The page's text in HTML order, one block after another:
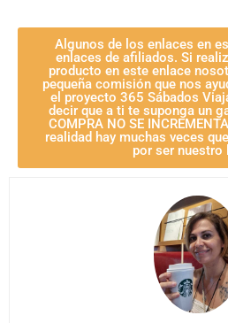
Algunos de los enlaces en
enlaces de afiliados. Si
producto en este enlace
pequeña comisión que nos
el proyecto 365 Sábados
decir que a ti te suponga un
COMPRA NO SE
realidad hay muchas veces
por ser nuestro